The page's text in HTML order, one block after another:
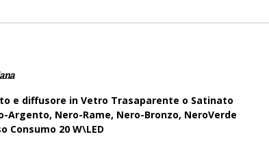
e diffusore in Vetro Trasaparente o Satinato
Argento, Nero-Rame, Nero-Bronzo, NeroVerde
Consumo 20 W\LED